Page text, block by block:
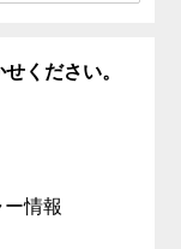
ください。
情報